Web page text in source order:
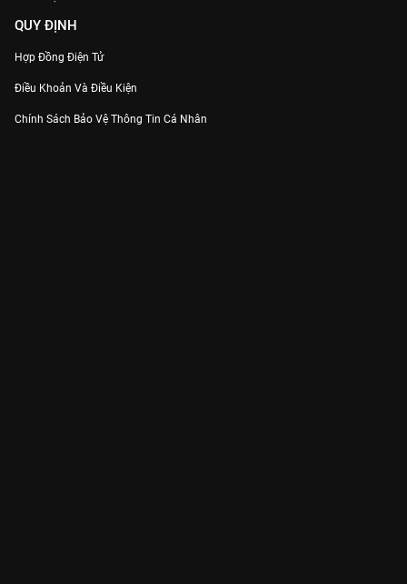
QUY ĐỊNH
Hợp Đồng Điện Tử
Điều Khoản Và Điều Kiện
Chính Sách Bảo Vệ Thông Tin Cá Nhân